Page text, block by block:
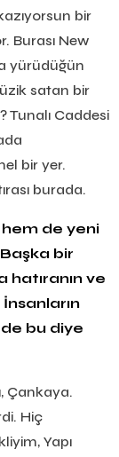
bir
Burası New
yürüdüğün
satan bir
Tunalı Caddesi
bir yer.
burada.
de yeni
bir
ve
bu diye
Çankaya.
Hiç
Yapı